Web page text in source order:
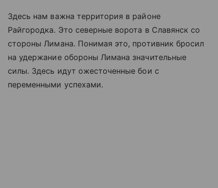
Здесь нам важна территория в районе
Райгородка. Это северные ворота в Славянск со
стороны Лимана. Понимая это, противник бросил
на удержание обороны Лимана значительные
силы. Здесь идут ожесточенные бои с
переменными успехами.